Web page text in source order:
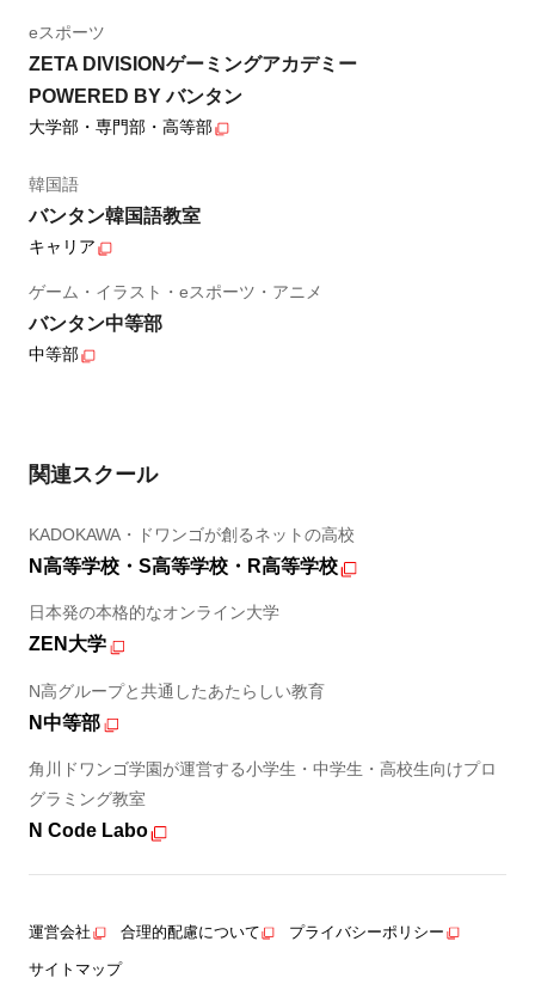
eスポーツ
ZETA DIVISIONゲーミングアカデミー
POWERED BY バンタン
大学部・専門部・高等部
韓国語
バンタン韓国語教室
キャリア
ゲーム・イラスト・eスポーツ・アニメ
バンタン中等部
中等部
関連スクール
KADOKAWA・ドワンゴが創るネットの高校
N高等学校・S高等学校・R高等学校
日本発の本格的なオンライン大学
ZEN大学
N高グループと共通したあたらしい教育
N中等部
角川ドワンゴ学園が運営する小学生・中学生・高校生向けプロ
グラミング教室
N Code Labo
運営会社 合理的配慮について プライバシーポリシー
サイトマップ